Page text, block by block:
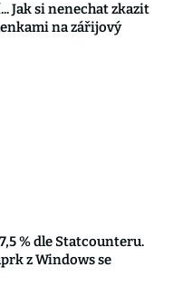
Jak si nenechat zkazit
na zářijový
% dle Statcounteru.
z Windows se